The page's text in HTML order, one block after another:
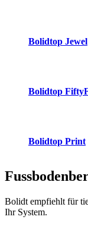
Bolidtop Jewel
Bolidtop
Bolidtop Print
Bolidt empfiehlt für
Ihr System.